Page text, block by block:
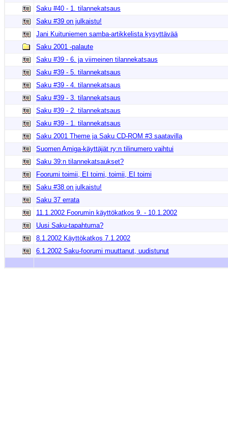
Saku #40 - 1. tilannekatsaus
Saku #39 on julkaistu!
Jani Kuituniemen samba-artikkelista kysyttävää
Saku 2001 -palaute
Saku #39 - 6. ja viimeinen tilannekatsaus
Saku #39 - 5. tilannekatsaus
Saku #39 - 4. tilannekatsaus
Saku #39 - 3. tilannekatsaus
Saku #39 - 2. tilannekatsaus
Saku #39 - 1. tilannekatsaus
Saku 2001 Theme ja Saku CD-ROM #3 saatavilla
Suomen Amiga-käyttäjät ry:n tilinumero vaihtui
Saku 39:n tilannekatsaukset?
Foorumi toimii, EI toimi, toimii, EI toimi
Saku #38 on julkaistu!
Saku 37 errata
11.1.2002 Foorumin käyttökatkos 9. - 10.1.2002
Uusi Saku-tapahtuma?
8.1.2002 Käyttökatkos 7.1.2002
6.1.2002 Saku-foorumi muuttanut, uudistunut